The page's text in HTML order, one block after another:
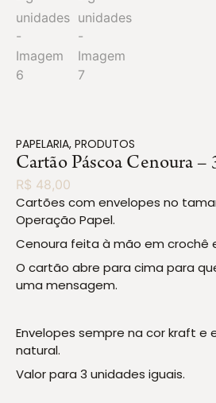
PAPELARIA, PRODUTOS
Cartão Páscoa Cenoura –
R$ 48,00
Cartões com envelopes no
Operação Papel.
Cenoura feita à mão em crochê
O cartão abre para cima para
uma mensagem.
Envelopes sempre na cor kraft e
natural.
Valor para 3 unidades iguais.